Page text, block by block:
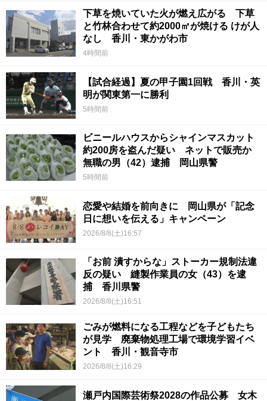
下草を焼いていた火が燃え広がる 下草
と竹林合わせて約2000㎡が焼ける けが人
なし 香川・東かがわ市
4時間前
【試合経過】夏の甲子園1回戦 香川・英
明が関東第一に勝利
5時間前
ビニールハウスからシャインマスカット
約200房を盗んだ疑い ネットで販売か
無職の男（42）逮捕 岡山県警
5時間前
恋愛や結婚を前向きに 岡山県が「記念
日に想いを伝える」キャンペーン
2026/8/8(土)16:57
「お前 潰すからな」ストーカー規制法違
反の疑い 縫製作業員の女（43）を逮
捕 香川県警
2026/8/8(土)16:51
ごみが燃料になる工程などを子どもたち
が見学 廃棄物処理工場で環境学習イベ
ント 香川・観音寺市
2026/8/8(土)16:29
瀬戸内国際芸術祭2028の作品公募 女木